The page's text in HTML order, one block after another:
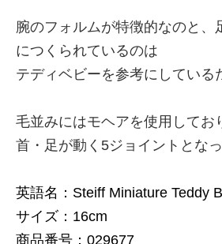
腕のフォルムが特徴的なのと、
につくられているのは
テディベビーを参考にしている
毛並みにはモヘアを使用してお
首・足が動く5ジョイントとなっ
英語名：Steiff Miniature Teddy
サイズ：16cm
商品番号：029677